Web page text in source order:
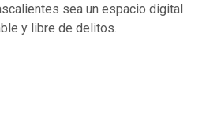
sea un espacio digital
y libre de delitos.